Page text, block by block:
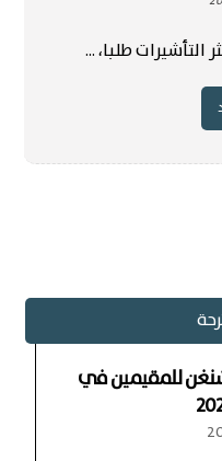
طلبا، ...
للمقيمين في